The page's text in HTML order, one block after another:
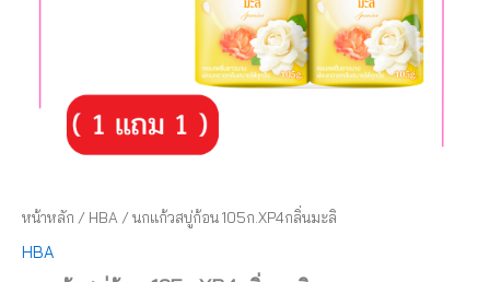
หน้าหลัก / HBA / นกแก้วสบู่ก้อน 105ก.XP4กลิ่นมะลิ
HBA